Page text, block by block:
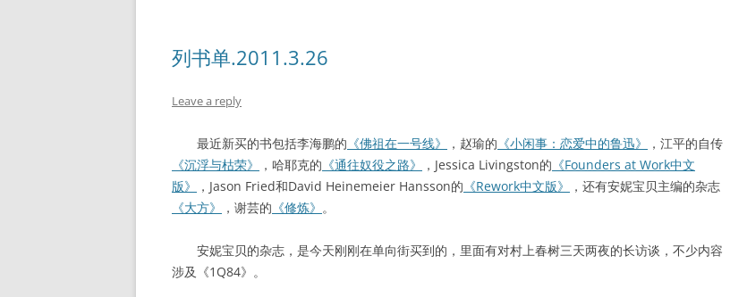
列书单.2011.3.26
Leave a reply
最近新买的书包括李海鹏的 《佛祖在一号线》 ，赵瑜的 《小闲事：恋爱中的鲁迅》
，江平的自传
《沉浮与枯荣》
，哈耶克的 《通往奴役之路》 ，Jessica Livingston的 《Founders at Work中文
版》
，Jason Fried和David Heinemeier Hansson的 《Rework中文版》
，还有安妮宝贝主编的杂志
《大方》
，谢芸的 《修炼》 。
安妮宝贝的杂志，是今天刚刚在单向街买到的，里面有对村上春树三天两夜的长访谈，不少内容
涉及《1Q84》。